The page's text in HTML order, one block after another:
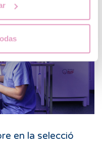
en la selecció